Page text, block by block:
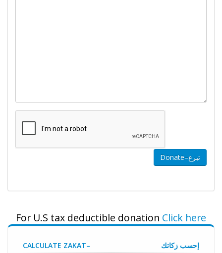
For U.S tax deductible donation Click here
CALCULATE ZAKAT– إحسب زكاتك